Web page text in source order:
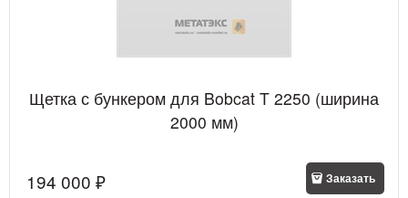
Щетка с бункером для Bobcat T 2250 (ширина
2000 мм)
194 000 ₽ Заказать